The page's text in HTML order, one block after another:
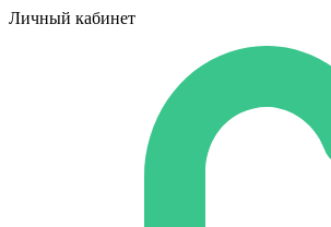
Личный кабинет